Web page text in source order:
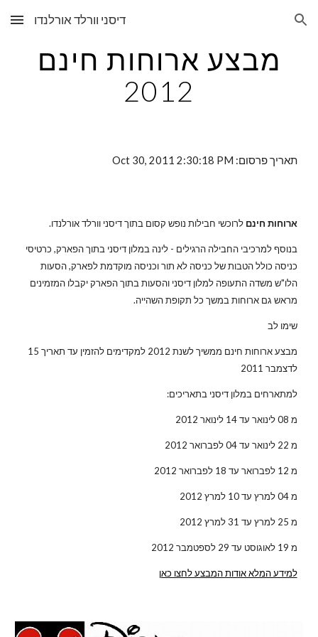
Skip to main content Skip to navigation דיסני וורלד אורלנדו
מבצע ארוחות חינם
2012
תאריך פרסום: Oct 30, 2011 2:30:18 PM
ארוחות חינם לרוכשי חבילות נופש קסום בתוך דיסני וורלד אורלנדו.
בנוסף למרכיבי החבילה הרגילים - לינה במלון דיסני בתוך הפארק, כרטיסי
כניסה כולל הטבות של כניסה לא תור וכניסה מוקדמת לפארק, הסעות
הלו"ש משדה התעופה למלון דיסני והסעות בתוך הפארק יקבלו המזמינים
מראש גם ארוחות במשך כל תקופת השהייה.
שימו לב
מבצע ארוחות חינם ממשיך לשנת 2012 למקדימים להזמין עד תאריך 15
לדצמבר 2011
למתארחים במלון דיסני בתאריכים:
מ 08 לינואר עד 14 לינואר 2012
מ 22 לינואר עד 04 לפברואר 2012
מ 12 לפברואר עד 18 לפברואר 2012
מ 04 למרץ עד 10 למרץ 2012
מ 25 למרץ עד 31 למרץ 2012
מ 19 לאוגוסט עד 29 לספטמבר 2012
למידע המלא אודות המבצע לחצו כאן